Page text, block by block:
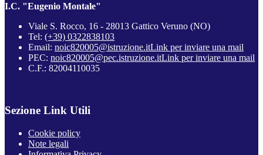
I.C. "Eugenio Montale"
Viale S. Rocco, 16 - 28013 Gattico Veruno (NO)
Tel: (+39) 0322838103
Email: noic820005@istruzione.itLink per inviare una mail
PEC: noic820005@pec.istruzione.itLink per inviare una mail
C.F.: 82004110035
Sezione Link Utili
Cookie policy
Note legali